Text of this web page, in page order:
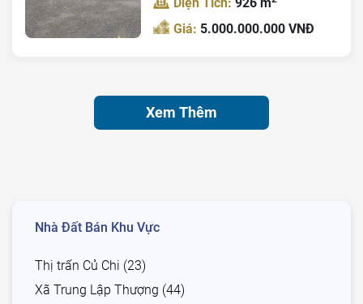
Giá: 5.000.000.000 VNĐ
Xem Thêm
Nhà Đất Bán Khu Vực
Thị trấn Củ Chi (23)
Xã Trung Lập Thượng (44)